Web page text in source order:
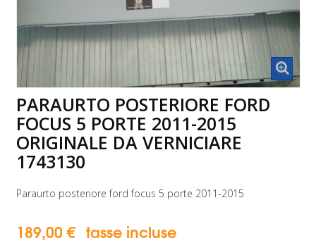
PARAURTO POSTERIORE FORD
FOCUS 5 PORTE 2011-2015
ORIGINALE DA VERNICIARE
1743130
Paraurto posteriore ford focus 5 porte 2011-2015
189,00 € tasse incluse